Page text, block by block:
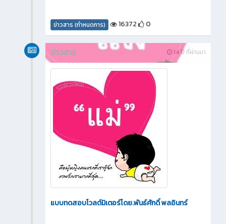
ข่าวสาร (กำหนดการ) 16372 0
14 ปี ที่ผ่านมา
ข่าวสาร
แบบทดสอบโวลต์มิเตอร์โดย.พันธ์ศักดิ์ พลอินทร์